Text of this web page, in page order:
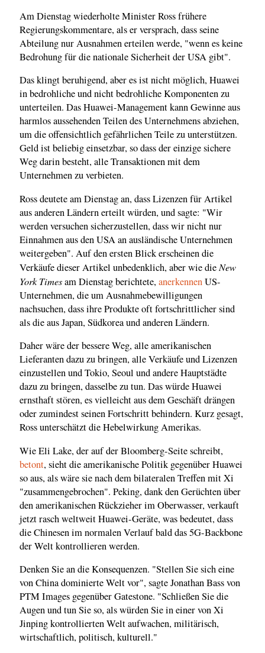
Am Dienstag wiederholte Minister Ross frühere
Regierungskommentare, als er versprach, dass seine
Abteilung nur Ausnahmen erteilen werde, "wenn es keine
Bedrohung für die nationale Sicherheit der USA gibt".
Das klingt beruhigend, aber es ist nicht möglich, Huawei
in bedrohliche und nicht bedrohliche Komponenten zu
unterteilen. Das Huawei-Management kann Gewinne aus
harmlos aussehenden Teilen des Unternehmens abziehen,
um die offensichtlich gefährlichen Teile zu unterstützen.
Geld ist beliebig einsetzbar, so dass der einzige sichere
Weg darin besteht, alle Transaktionen mit dem
Unternehmen zu verbieten.
Ross deutete am Dienstag an, dass Lizenzen für Artikel
aus anderen Ländern erteilt würden, und sagte: "Wir
werden versuchen sicherzustellen, dass wir nicht nur
Einnahmen aus den USA an ausländische Unternehmen
weitergeben". Auf den ersten Blick erscheinen die
Verkäufe dieser Artikel unbedenklich, aber wie dieNew
York Timesam Dienstag berichtete,anerkennenUS-
Unternehmen, die um Ausnahmebewilligungen
nachsuchen, dass ihre Produkte oft fortschrittlicher sind
als die aus Japan, Südkorea und anderen Ländern.
Daher wäre der bessere Weg, alle amerikanischen
Lieferanten dazu zu bringen, alle Verkäufe und Lizenzen
einzustellen und Tokio, Seoul und andere Hauptstädte
dazu zu bringen, dasselbe zu tun. Das würde Huawei
ernsthaft stören, es vielleicht aus dem Geschäft drängen
oder zumindest seinen Fortschritt behindern. Kurz gesagt,
Ross unterschätzt die Hebelwirkung Amerikas.
Wie Eli Lake, der auf der Bloomberg-Seite schreibt,
betont, sieht die amerikanische Politik gegenüber Huawei
so aus, als wäre sie nach dem bilateralen Treffen mit Xi
"zusammengebrochen". Peking, dank den Gerüchten über
den amerikanischen Rückzieher im Oberwasser, verkauft
jetzt rasch weltweit Huawei-Geräte, was bedeutet, dass
die Chinesen im normalen Verlauf bald das 5G-Backbone
der Welt kontrollieren werden.
Denken Sie an die Konsequenzen. "Stellen Sie sich eine
von China dominierte Welt vor", sagte Jonathan Bass von
PTM Images gegenüber Gatestone. "Schließen Sie die
Augen und tun Sie so, als würden Sie in einer von Xi
Jinping kontrollierten Welt aufwachen, militärisch,
wirtschaftlich, politisch, kulturell."